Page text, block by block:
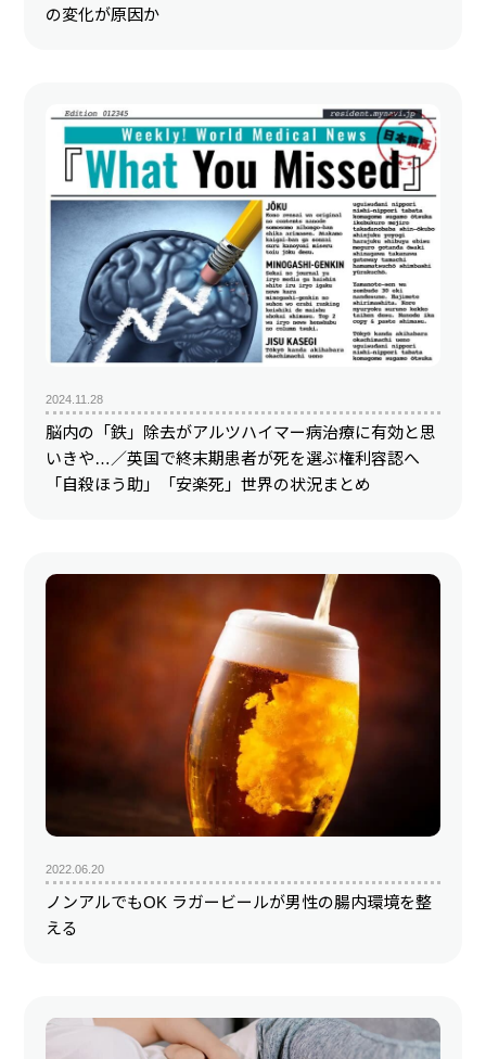
の変化が原因か
2024.11.28
脳内の「鉄」除去がアルツハイマー病治療に有効と思
いきや…／英国で終末期患者が死を選ぶ権利容認へ
「自殺ほう助」「安楽死」世界の状況まとめ
2022.06.20
ノンアルでもOK ラガービールが男性の腸内環境を整
える